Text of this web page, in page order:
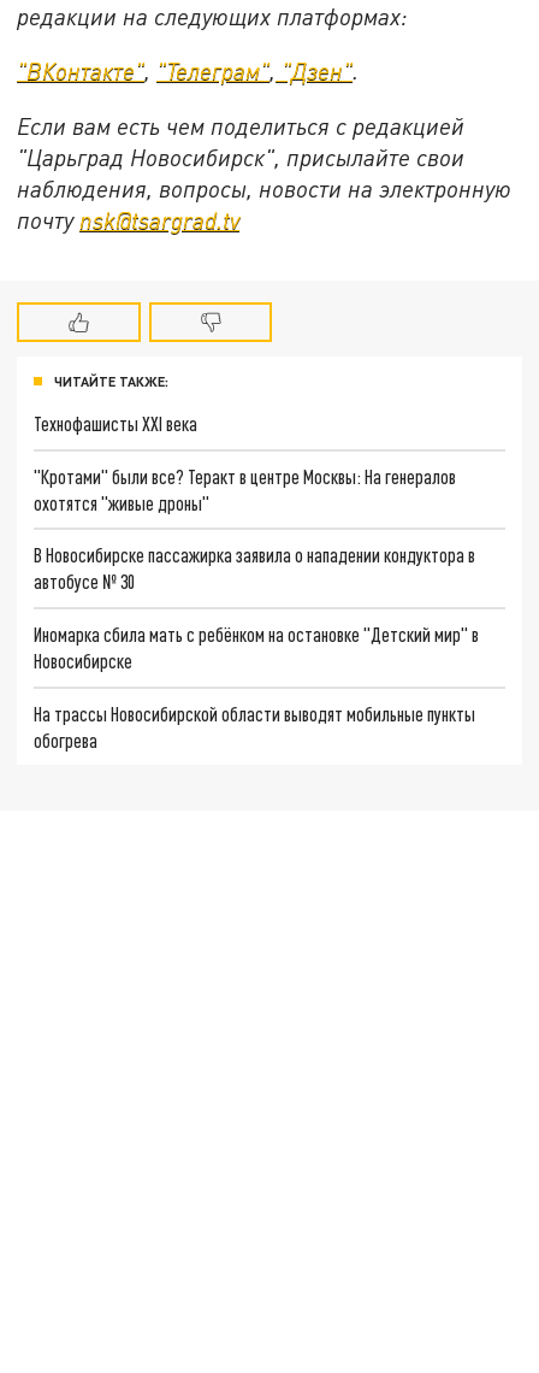
редакции на следующих платформах:
"ВКонтакте", "Телеграм", "Дзен".
Если вам есть чем поделиться с редакцией
"Царьград Новосибирск", присылайте свои
наблюдения, вопросы, новости на электронную
почту nsk@tsargrad.tv
ЧИТАЙТЕ ТАКЖЕ:
Технофашисты XXI века
"Кротами" были все? Теракт в центре Москвы: На генералов
охотятся "живые дроны"
В Новосибирске пассажирка заявила о нападении кондуктора в
автобусе № 30
Иномарка сбила мать с ребёнком на остановке "Детский мир" в
Новосибирске
На трассы Новосибирской области выводят мобильные пункты
обогрева